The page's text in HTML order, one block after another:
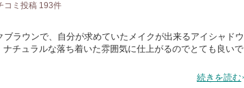
コミ投稿 193件
ラウンで、自分が求めていたメイクが出来るアイシャドウ
チュラルな落ち着いた雰囲気に仕上がるのでとても良いで
続きを読む